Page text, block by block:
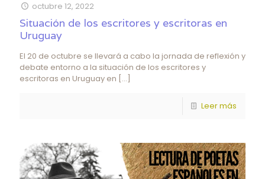
octubre 12, 2022
Situación de los escritores y escritoras en
Uruguay
El 20 de octubre se llevará a cabo la jornada de reflexión y
debate entorno a la situación de los escritores y
escritoras en Uruguay en […]
Leer más